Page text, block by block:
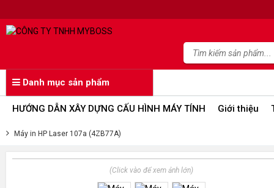
Danh mục sản phẩm
HƯỚNG DẪN XÂY DỰNG CẤU HÌNH MÁY TÍNH Giới thiệu
Máy in HP Laser 107a (4ZB77A)
(Click vào để xem ảnh lớn)